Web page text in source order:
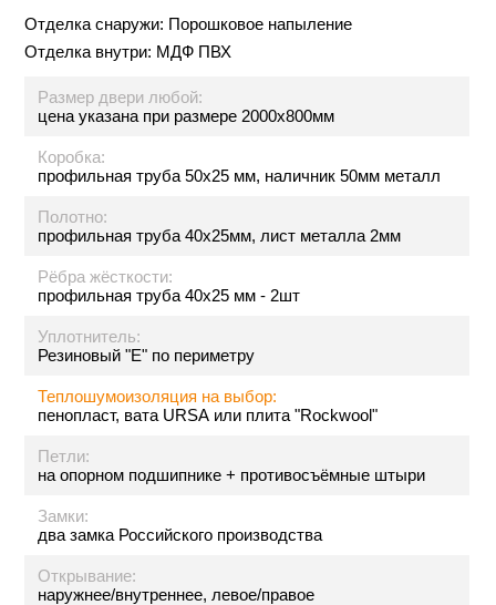
Отделка снаружи: Порошковое напыление
Отделка внутри: МДФ ПВХ
Размер двери любой:
цена указана при размере 2000х800мм
Коробка:
профильная труба 50х25 мм, наличник 50мм металл
Полотно:
профильная труба 40х25мм, лист металла 2мм
Рёбра жёсткости:
профильная труба 40х25 мм - 2шт
Уплотнитель:
Резиновый "Е" по периметру
Теплошумоизоляция на выбор:
пенопласт, вата URSA или плита "Rockwool"
Петли:
на опорном подшипнике + противосъёмные штыри
Замки:
два замка Российского производства
Открывание:
наружнее/внутреннее, левое/правое